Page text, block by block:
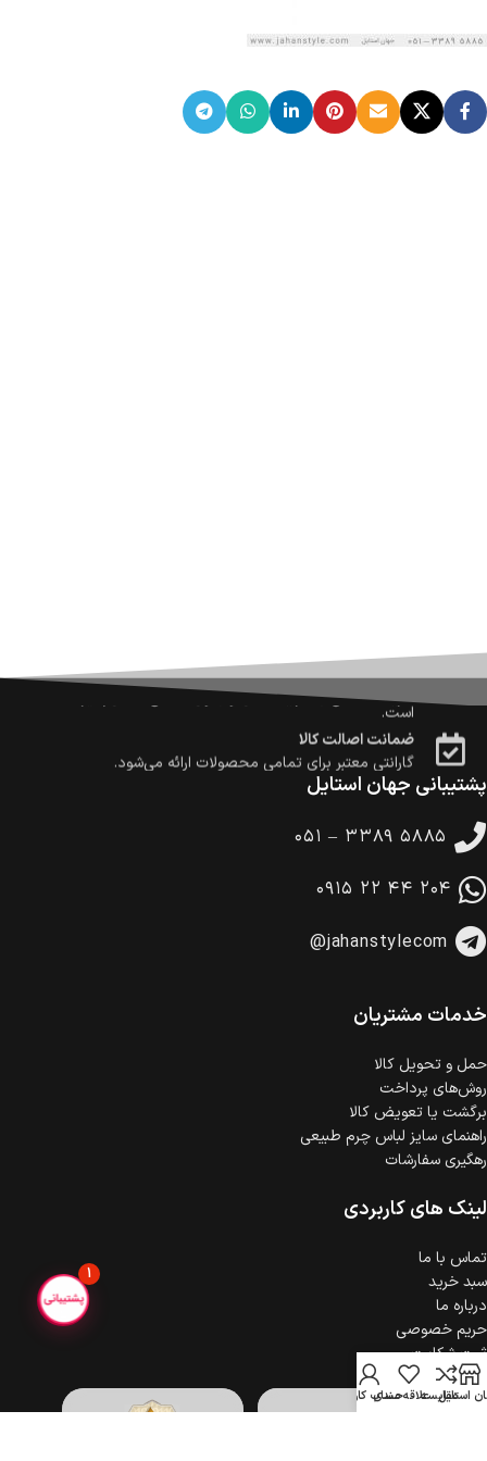
امکان پرداخت اقساطی
خرید اقساطی با شرایط آسان و بدون ضامن امکان‌پذیر
است.
ضمانت اصالت کالا
گارانتی معتبر برای تمامی محصولات ارائه می‌شود.
پشتیبانی جهان استایل
۰۵۱ – ۳۳۸۹ ۵۸۸۵
۰۹۱۵ ۲۲ ۴۴ ۲۰۴
@jahanstylecom
خدمات مشتریان
حمل‌ و تحویل کالا
روش‌های پرداخت
برگشت یا تعویض کالا
راهنمای سایز لباس چرم طبیعی
رهگیری سفارشات
لینک های کاربردی
تماس با ما
سبد خرید
درباره ما
حریم خصوصی
ثبت شکایت
استایلمقایسهعلاقه مندی
حساب کاربری
1